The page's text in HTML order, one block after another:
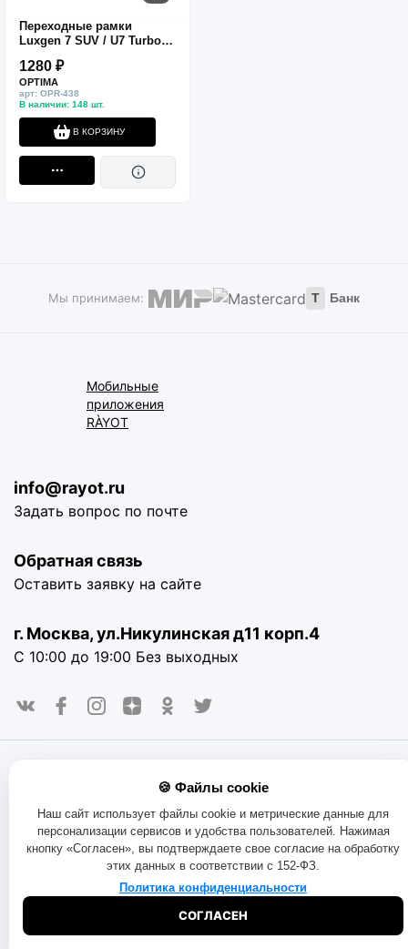
Переходные рамки
Luxgen 7 SUV / U7 Turbo
Hella 3R
1280 ₽
OPTIMA
арт: OPR-438
В наличии: 148 шт.
В КОРЗИНУ
Мы принимаем: Т Банк
Мобильные
приложения
RÀYOT
info@rayot.ru
Задать вопрос по почте
Обратная связь
Оставить заявку на сайте
г. Москва, ул.Никулинская д11 корп.4
С 10:00 до 19:00 Без выходных
использует куки-файлы и другие технологии, чтобы помочь
вам в навигации, а также предоставить лучший
пользовательский опыт, анализировать использование
наших продуктов и услуг, повысить качество рекламных и
маркетинговых активностей. Если Вы не хотите, чтобы
Ваши пользовательские данные обрабатывались,
пожалуйста, ограничьте их использование в своём
браузере.
Договор оферта
Обмен и возврат товара
🍪 Файлы cookie
Наш сайт использует файлы cookie и метрические данные для
персонализации сервисов и удобства пользователей. Нажимая
кнопку «Согласен», вы подтверждаете свое согласие на обработку
этих данных в соответствии с 152-ФЗ.
Политика конфиденциальности
СОГЛАСЕН